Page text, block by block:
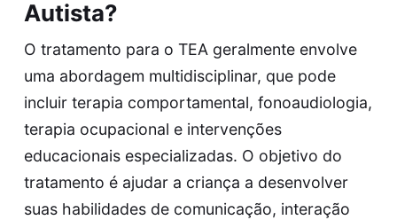
Autista?
O tratamento para o TEA geralmente envolve
uma abordagem multidisciplinar, que pode
incluir terapia comportamental, fonoaudiologia,
terapia ocupacional e intervenções
educacionais especializadas. O objetivo do
tratamento é ajudar a criança a desenvolver
suas habilidades de comunicação, interação